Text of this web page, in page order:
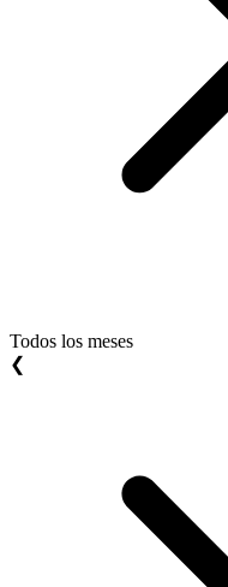
Todos los meses
❮